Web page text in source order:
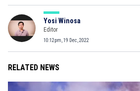
Yosi Winosa
Editor
10:12pm, 19 Dec, 2022
RELATED NEWS